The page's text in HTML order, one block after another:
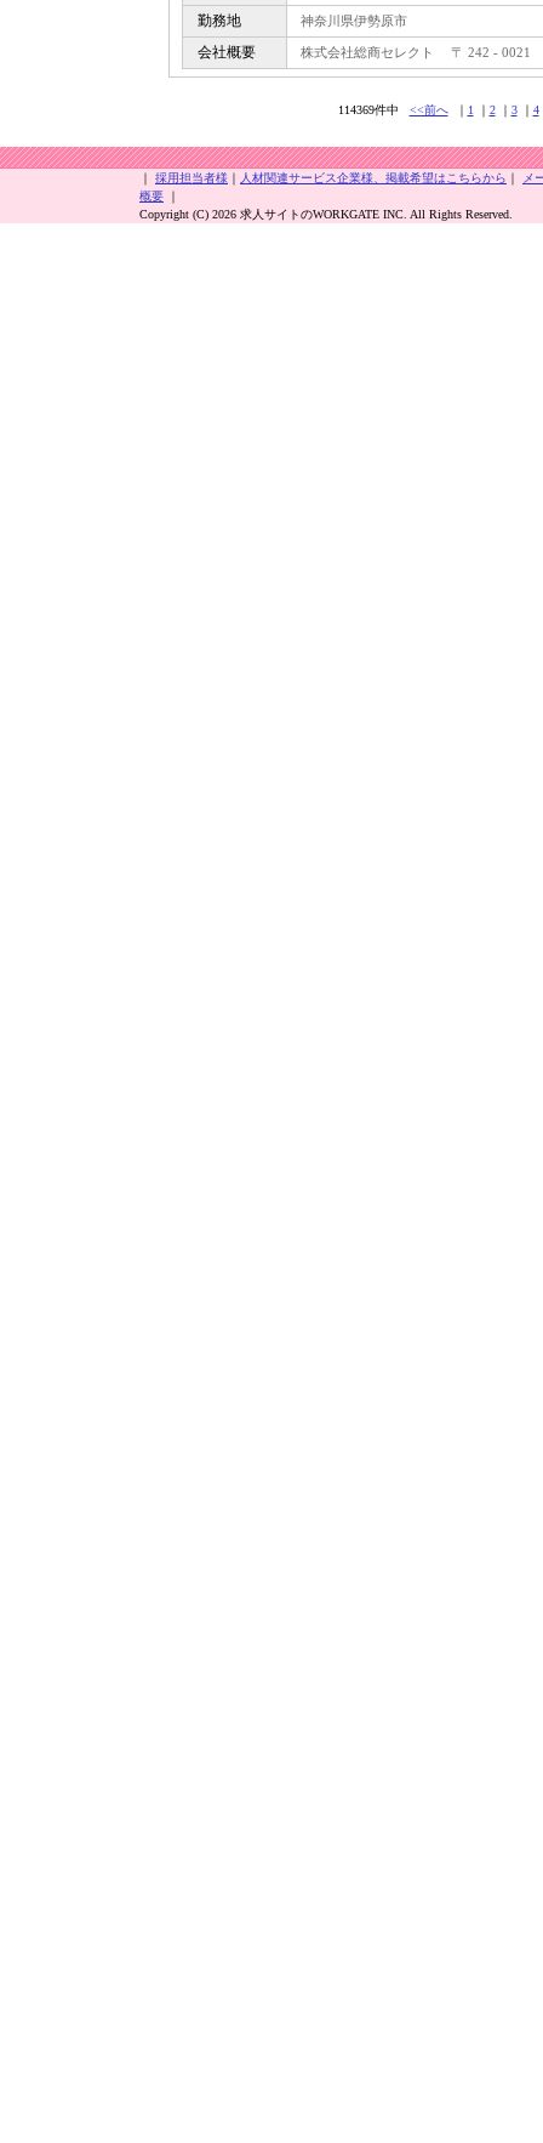
勤務地 神奈川県伊勢原市
会社概要 株式会社総商セレクト 〒 242 - 0021
114369件中 <<前へ｜ 1 ｜ 2｜ 3｜ 4
｜ 採用担当者様 ｜ 人材関連サービス企業様、掲載希望はこちらから ｜
メ
概要 ｜
Copyright (C) 2026 求人サイトのWORKGATE INC. All Rights Reserved.